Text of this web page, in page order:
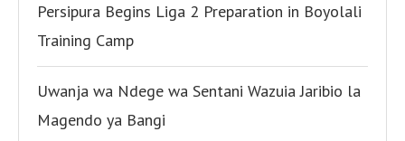
Persipura Begins Liga 2 Preparation in Boyolali
Training Camp
Uwanja wa Ndege wa Sentani Wazuia Jaribio la
Magendo ya Bangi